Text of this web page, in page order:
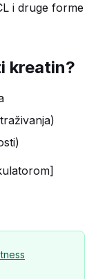
i druge forme
kreatin?